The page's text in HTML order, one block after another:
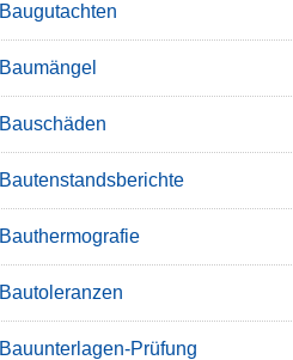
Baugutachten
Baumängel
Bauschäden
Bautenstandsberichte
Bauthermografie
Bautoleranzen
Bauunterlagen-Prüfung